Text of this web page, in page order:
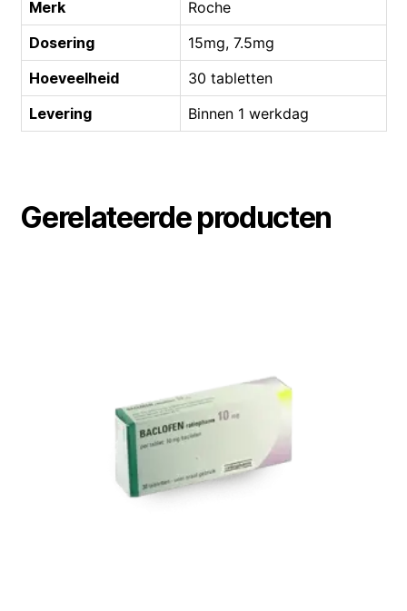
Merk
Roche
Dosering
15mg, 7.5mg
Hoeveelheid
30 tabletten
Levering
Binnen 1 werkdag
Gerelateerde producten